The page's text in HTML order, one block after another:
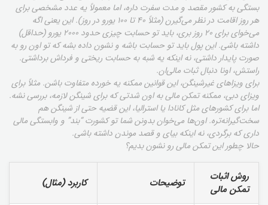
بستگی به کشور مقصد و مدت سفرت داره، اما معمولاً یه عدد مشخصی برای
هر روز اقامت در نظر می‌گیرن (مثلاً ۴۰ تا ۱۰۰ یورو در روز). این یعنی اگه
می‌خوای برای ۲۰ روز بری، باید تو حسابت چیزی حدود ۲۰۰۰ یورو (حداقل)
داشته باشی. این پول باید تو حسابت باشه و نشون داده بشه که تو اون رو به
صورت پایدار داشتی، نه اینکه یه شبه به حسابت ریختی و فرداش برداشتی.
راستش، اونا دنبال ثبات مالی‌ان.
برای ویزاهای غیرشینگن، این قوانین ممکنه یه خورده متفاوت باشن. مثلاً برای
ویزای دبی، ممکنه تمکن مالی به اون شدتی که برای شینگن لازمه، بررسی نشه.
اما برای کشورهای مثل کانادا یا استرالیا، این قضیه حتی از شینگن هم
سخت‌گیرانه‌تره. اون‌ها می‌خوان بدونن شما تو کشورت “بند” و وابستگی مالی
داری که برگردی، نه اینکه بیای و قصد موندن داشته باشی.
حالا چطور این تمکن مالی رو نشون بدیم؟
روش اثبات
تمکن مالی
توضیحات کاربرد (مثال)